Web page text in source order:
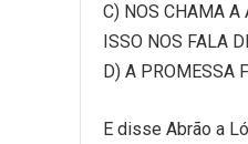
C) NOS CHAMA A
ISSO NOS FALA
D) A PROMESSA
E disse Abrão a